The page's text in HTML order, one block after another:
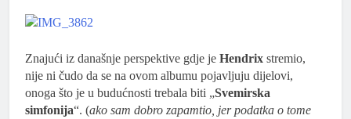
Znajući iz današnje perspektive gdje je Hendrix stremio,
nije ni čudo da se na ovom albumu pojavljuju dijelovi,
onoga što je u budućnosti trebala biti „Svemirska
simfonija“. (ako sam dobro zapamtio, jer podatka o tome